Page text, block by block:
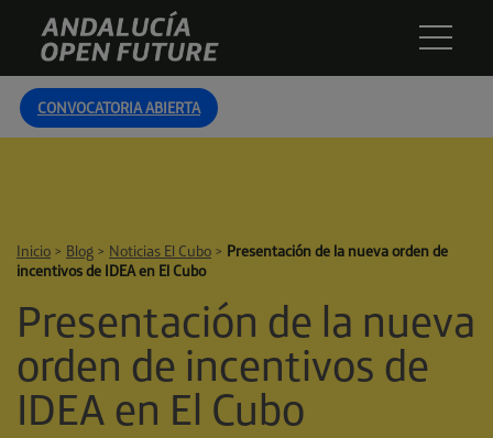
content
Andalucía
Open
Future
CONVOCATORIA ABIERTA
Inicio > Blog > Noticias El Cubo > Presentación de la nueva orden de
incentivos de IDEA en El Cubo
Presentación de la nueva
orden de incentivos de
IDEA en El Cubo